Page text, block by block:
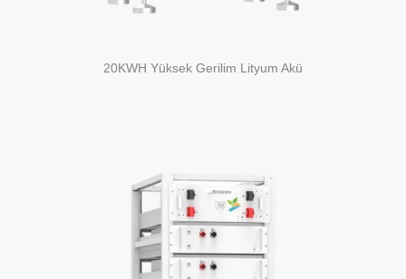
20KWH Yüksek Gerilim Lityum Akü